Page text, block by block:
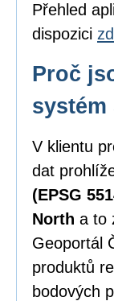
Přehled
dispozici
Proč
systém
V klientu
dat
(EPSG
North a to
Geoportál
produktů
bodových